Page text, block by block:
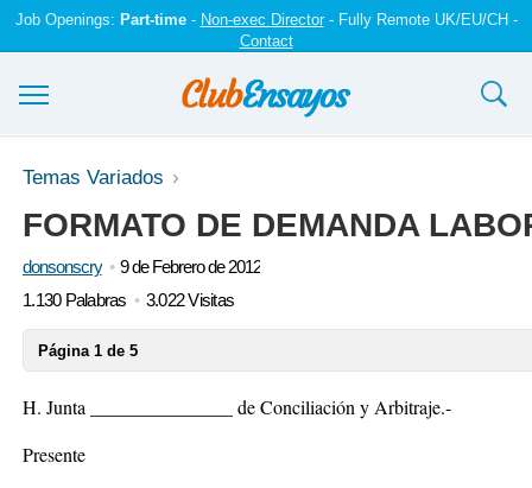
Job Openings: Part-time- Non-exec Director- Fully Remote UK/EU/CH -
Contact
Ensayos y trabajos
Registrarse
Iniciar sesión
Temas Variados
FORMATO DE DEMANDA
donsonscry
9 de Febrero de 2012
1.130 Palabras
3.022 Visitas
Página 1 de 5
H. Junta _______________ de Conciliación y Arbitraje.-
Presente